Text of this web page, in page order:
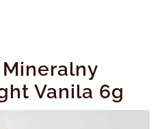
Mineralny
Vanila 6g